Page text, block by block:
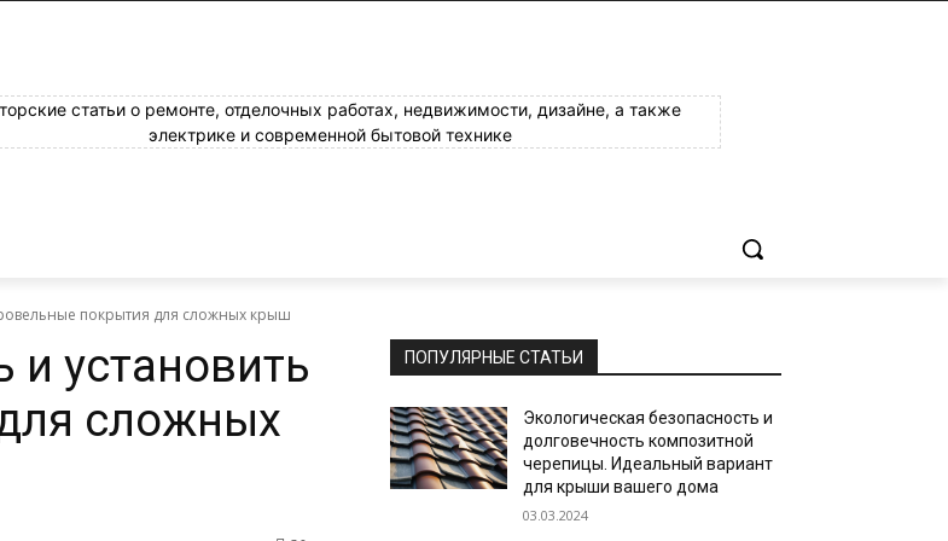
статьи о ремонте, отделочных работах, недвижимости, дизайне, а также
электрике и современной бытовой технике
покрытия для сложных крыш
установить
сложных
ПОПУЛЯРНЫЕ СТАТЬИ
Экологическая безопасность и
долговечность композитной
черепицы. Идеальный вариант
для крыши вашего дома
03.03.2024